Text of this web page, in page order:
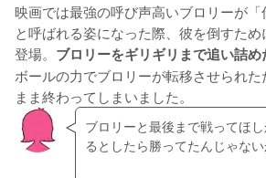
映画では最強の呼び声高いブロリーが「
と呼ばれる姿になった際、彼を倒すた
登場。 ブロリーをギリギリまで追い詰め
ボールの力でブロリーが転移させられ
まま終わってしまいました。
ブロリーと最後まで戦ってほ
るとしたら勝ってたんじゃない